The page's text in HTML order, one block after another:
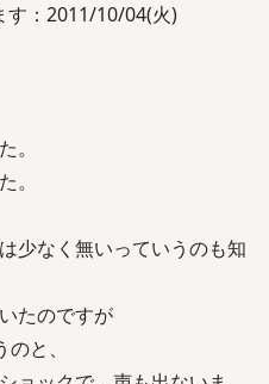
す：2011/10/04(火)
。
。
少なく無いっていうのも知
たのですが
と、